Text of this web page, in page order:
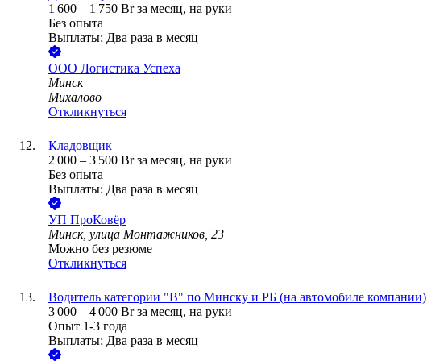
1 600 – 1 750 Br за месяц, на руки
Без опыта
Выплаты: Два раза в месяц
ООО Логистика Успеха
Минск
Михалово
Откликнуться
Кладовщик
2 000 – 3 500 Br за месяц, на руки
Без опыта
Выплаты: Два раза в месяц
УП ПроКовёр
Минск, улица Монтажников, 23
Можно без резюме
Откликнуться
Водитель категории "В" по Минску и РБ (на автомобиле компании)
3 000 – 4 000 Br за месяц, на руки
Опыт 1-3 года
Выплаты: Два раза в месяц